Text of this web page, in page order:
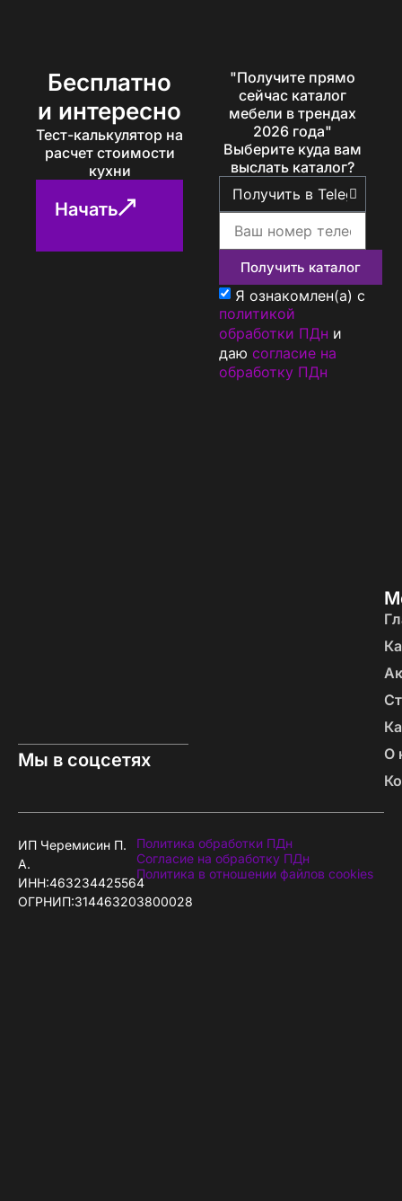
Бесплатно
и интересно
Тест-калькулятор на
расчет стоимости
кухни
Начать
"Получите прямо
сейчас каталог
мебели в трендах
2026 года"
Выберите куда вам
выслать каталог?
Получить каталог
Я ознакомлен(а) с
политикой
обработки ПДн и
даю согласие на
обработку ПДн
Мы в соцсетях
О
ИП Черемисин П.
А.
ИНН:463234425564
ОГРНИП:314463203800028
Политика обработки ПДн
Согласие на обработку ПДн
Политика в отношении файлов cookies